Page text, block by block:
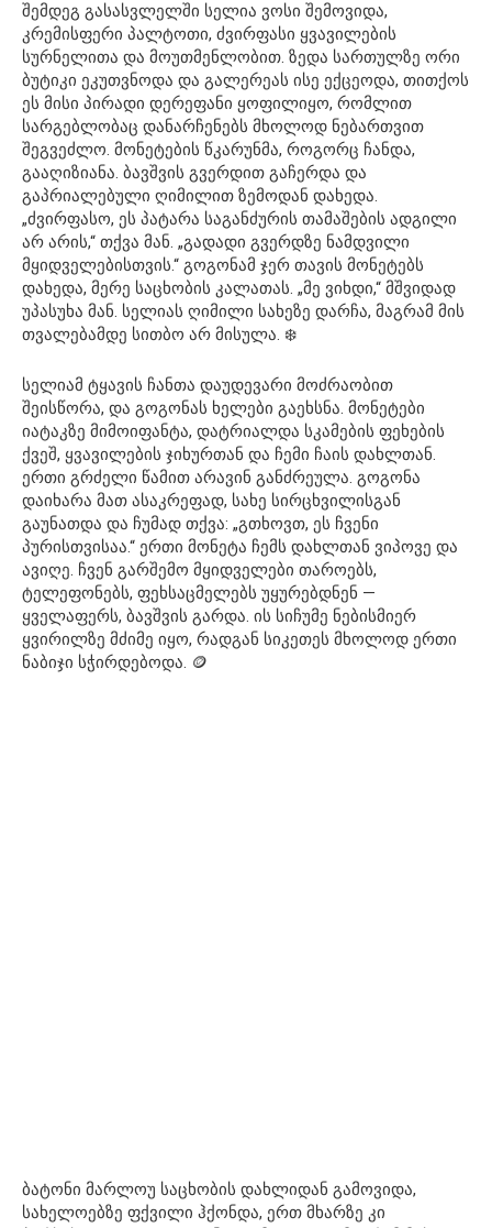
შემდეგ გასასვლელში სელია ვოსი შემოვიდა,
კრემისფერი პალტოთი, ძვირფასი ყვავილების
სურნელითა და მოუთმენლობით. ზედა სართულზე ორი
ბუტიკი ეკუთვნოდა და გალერეას ისე ექცეოდა, თითქოს
ეს მისი პირადი დერეფანი ყოფილიყო, რომლით
სარგებლობაც დანარჩენებს მხოლოდ ნებართვით
შეგვეძლო. მონეტების წკარუნმა, როგორც ჩანდა,
გააღიზიანა. ბავშვის გვერდით გაჩერდა და
გაპრიალებული ღიმილით ზემოდან დახედა.
„ძვირფასო, ეს პატარა საგანძურის თამაშების ადგილი
არ არის,“ თქვა მან. „გადადი გვერდზე ნამდვილი
მყიდველებისთვის.“ გოგონამ ჯერ თავის მონეტებს
დახედა, მერე საცხობის კალათას. „მე ვიხდი,“ მშვიდად
უპასუხა მან. სელიას ღიმილი სახეზე დარჩა, მაგრამ მის
თვალებამდე სითბო არ მისულა. ❄️
სელიამ ტყავის ჩანთა დაუდევარი მოძრაობით
შეისწორა, და გოგონას ხელები გაეხსნა. მონეტები
იატაკზე მიმოიფანტა, დატრიალდა სკამების ფეხების
ქვეშ, ყვავილების ჯიხურთან და ჩემი ჩაის დახლთან.
ერთი გრძელი წამით არავინ განძრეულა. გოგონა
დაიხარა მათ ასაკრეფად, სახე სირცხვილისგან
გაუნათდა და ჩუმად თქვა: „გთხოვთ, ეს ჩვენი
პურისთვისაა.“ ერთი მონეტა ჩემს დახლთან ვიპოვე და
ავიღე. ჩვენ გარშემო მყიდველები თაროებს,
ტელეფონებს, ფეხსაცმელებს უყურებდნენ —
ყველაფერს, ბავშვის გარდა. ის სიჩუმე ნებისმიერ
ყვირილზე მძიმე იყო, რადგან სიკეთეს მხოლოდ ერთი
ნაბიჯი სჭირდებოდა. 🪙
ბატონი მარლოუ საცხობის დახლიდან გამოვიდა,
სახელოებზე ფქვილი ჰქონდა, ერთ მხარზე კი